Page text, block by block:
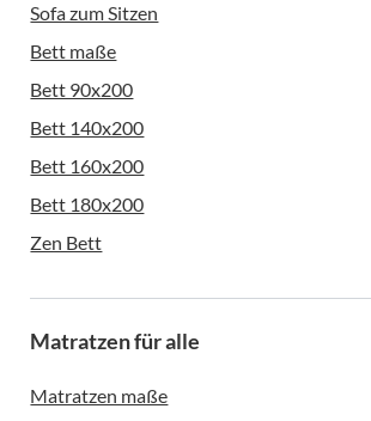
Sofa zum Sitzen
Bett maße
Bett 90x200
Bett 140x200
Bett 160x200
Bett 180x200
Zen Bett
Matratzen für alle
Matratzen maße